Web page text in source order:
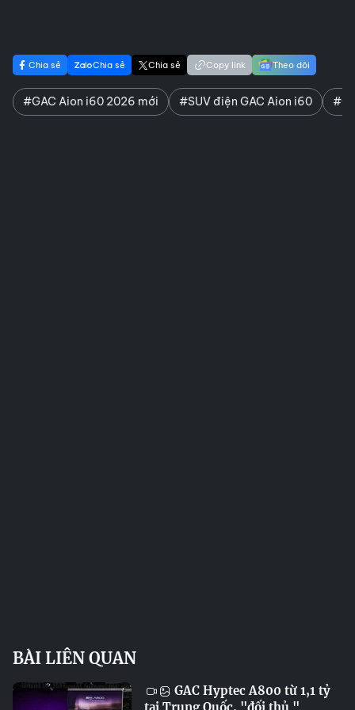
Chia sẻ Chia sẻ Chia sẻ Copy link Theo dõi
#GAC Aion i60 2026 mới #SUV điện GAC Aion i60
BÀI LIÊN QUAN
GAC Hyptec A800 từ 1,1 tỷ